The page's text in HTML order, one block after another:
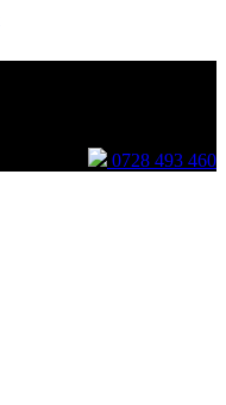
0728 493 460